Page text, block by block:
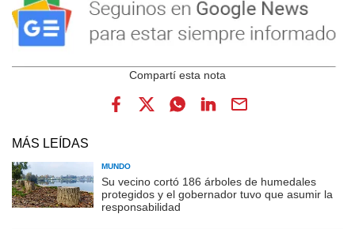
MÁS LEÍDAS
MUNDO
Su vecino cortó 186 árboles de humedales
protegidos y el gobernador tuvo que asumir la
responsabilidad